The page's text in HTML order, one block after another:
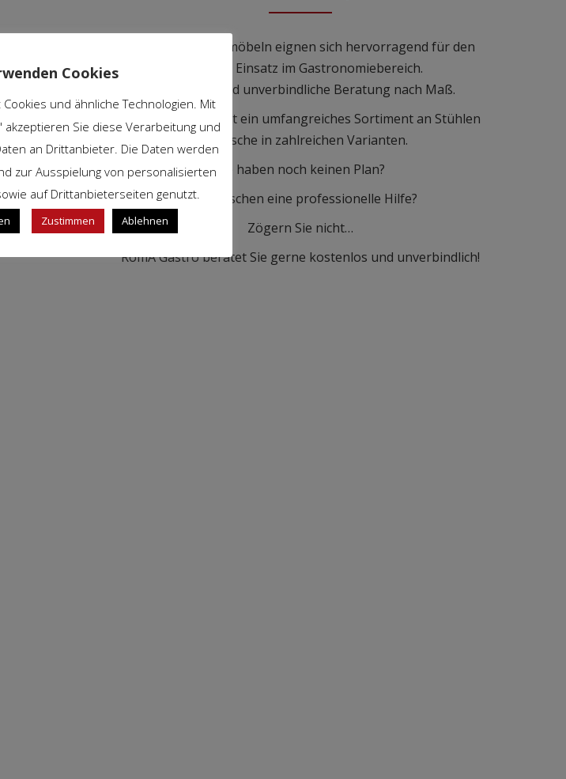
Unsere Qualitätsmöbeln eignen sich hervorragend für den
täglichen Einsatz im Gastronomiebereich.
Individuelle und unverbindliche Beratung nach Maß.
RomA Gastro bietet ein umfangreiches Sortiment an Stühlen
und Tische in zahlreichen Varianten.
Sie haben noch keinen Plan?
Sie wünschen eine professionelle Hilfe?
Zögern Sie nicht…
RomA Gastro beratet Sie gerne kostenlos und unverbindlich!
Cookies
und ähnliche Technologien. Mit
akzeptieren Sie diese Verarbeitung und
an Drittanbieter. Die Daten werden
zur Ausspielung von personalisierten
auf Drittanbieterseiten genutzt.
Zustimmen Ablehnen